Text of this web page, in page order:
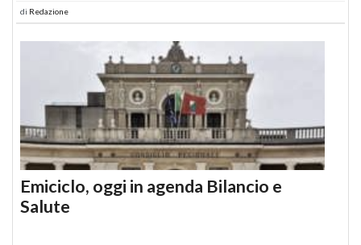
di Redazione
Emiciclo, oggi in agenda Bilancio e
Salute